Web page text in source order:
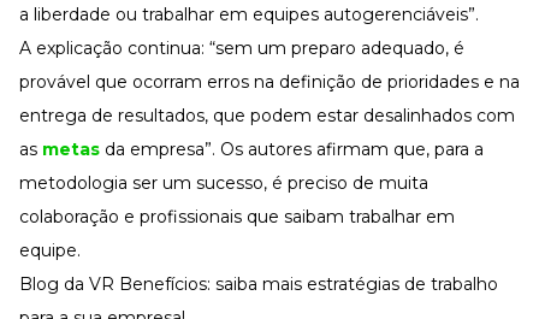
a liberdade ou trabalhar em equipes autogerenciáveis”.
A explicação continua: “sem um preparo adequado, é
provável que ocorram erros na definição de prioridades e na
entrega de resultados, que podem estar desalinhados com
as metas da empresa”. Os autores afirmam que, para a
metodologia ser um sucesso, é preciso de muita
colaboração e profissionais que saibam trabalhar em
equipe.
Blog da VR Benefícios: saiba mais estratégias de trabalho